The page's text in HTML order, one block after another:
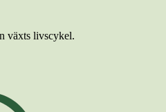
växts livscykel.